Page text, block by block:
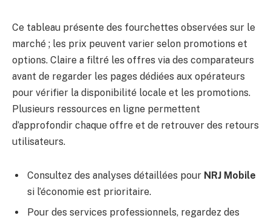
Ce tableau présente des fourchettes observées sur le
marché ; les prix peuvent varier selon promotions et
options. Claire a filtré les offres via des comparateurs
avant de regarder les pages dédiées aux opérateurs
pour vérifier la disponibilité locale et les promotions.
Plusieurs ressources en ligne permettent
d’approfondir chaque offre et de retrouver des retours
utilisateurs.
Consultez des analyses détaillées pour NRJ Mobile
si l’économie est prioritaire.
Pour des services professionnels, regardez des